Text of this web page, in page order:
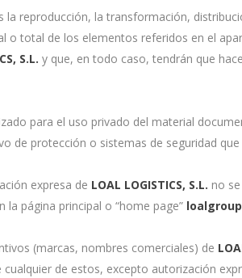
la reproducción, la transformación,
o total de los elementos referidos en el
S.L. y que, en todo caso, tendrán que
para el uso privado del material
de protección o sistemas de seguridad
expresa de LOAL LOGISTICS, S.L. no
la página principal o “home page”
(marcas, nombres comerciales) de
cualquier de estos, excepto autorización